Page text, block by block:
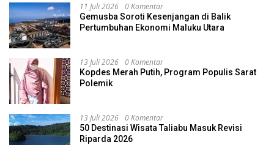
11 Juli 2026 0 Komentar
Gemusba Soroti Kesenjangan di Balik
Pertumbuhan Ekonomi Maluku Utara
13 Juli 2026 0 Komentar
Kopdes Merah Putih, Program Populis Sarat
Polemik
13 Juli 2026 0 Komentar
50 Destinasi Wisata Taliabu Masuk Revisi
Riparda 2026